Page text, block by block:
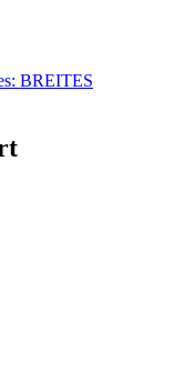
BREITES